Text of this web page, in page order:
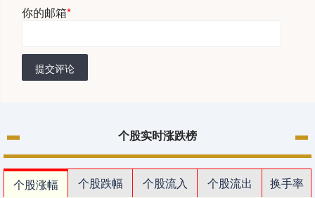
你的邮箱*
提交评论
个股实时涨跌榜
个股涨幅 个股跌幅 个股流入 个股流出
换手率